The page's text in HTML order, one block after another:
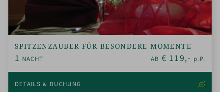
SPITZENZAUBER FÜR BESONDERE MOMENTE
1 NACHT AB € 119,- p.P.
DETAILS & BUCHUNG